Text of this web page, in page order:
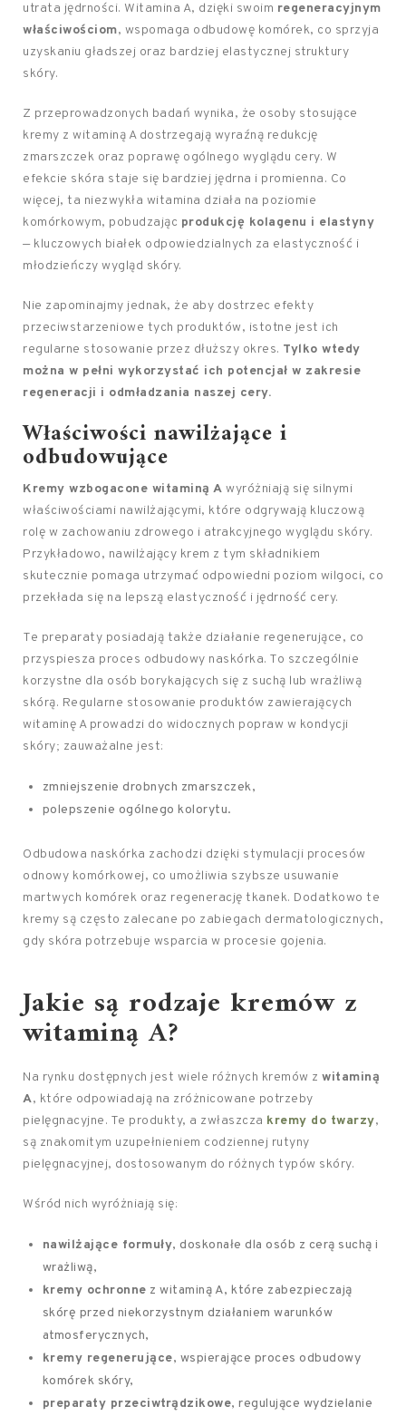
utrata jędrności. Witamina A, dzięki swoim regeneracyjnym
właściwościom, wspomaga odbudowę komórek, co sprzyja
uzyskaniu gładszej oraz bardziej elastycznej struktury
skóry.
Z przeprowadzonych badań wynika, że osoby stosujące
kremy z witaminą A dostrzegają wyraźną redukcję
zmarszczek oraz poprawę ogólnego wyglądu cery. W
efekcie skóra staje się bardziej jędrna i promienna. Co
więcej, ta niezwykła witamina działa na poziomie
komórkowym, pobudzając produkcję kolagenu i elastyny
— kluczowych białek odpowiedzialnych za elastyczność i
młodzieńczy wygląd skóry.
Nie zapominajmy jednak, że aby dostrzec efekty
przeciwstarzeniowe tych produktów, istotne jest ich
regularne stosowanie przez dłuższy okres. Tylko wtedy
można w pełni wykorzystać ich potencjał w zakresie
regeneracji i odmładzania naszej cery.
Właściwości nawilżające i
odbudowujące
Kremy wzbogacone witaminą A wyróżniają się silnymi
właściwościami nawilżającymi, które odgrywają kluczową
rolę w zachowaniu zdrowego i atrakcyjnego wyglądu skóry.
Przykładowo, nawilżający krem z tym składnikiem
skutecznie pomaga utrzymać odpowiedni poziom wilgoci, co
przekłada się na lepszą elastyczność i jędrność cery.
Te preparaty posiadają także działanie regenerujące, co
przyspiesza proces odbudowy naskórka. To szczególnie
korzystne dla osób borykających się z suchą lub wrażliwą
skórą. Regularne stosowanie produktów zawierających
witaminę A prowadzi do widocznych popraw w kondycji
skóry; zauważalne jest:
zmniejszenie drobnych zmarszczek,
polepszenie ogólnego kolorytu.
Odbudowa naskórka zachodzi dzięki stymulacji procesów
odnowy komórkowej, co umożliwia szybsze usuwanie
martwych komórek oraz regenerację tkanek. Dodatkowo te
kremy są często zalecane po zabiegach dermatologicznych,
gdy skóra potrzebuje wsparcia w procesie gojenia.
Jakie są rodzaje kremów z
witaminą A?
Na rynku dostępnych jest wiele różnych kremów z witaminą
A, które odpowiadają na zróżnicowane potrzeby
pielęgnacyjne. Te produkty, a zwłaszcza kremy do twarzy,
są znakomitym uzupełnieniem codziennej rutyny
pielęgnacyjnej, dostosowanym do różnych typów skóry.
Wśród nich wyróżniają się:
nawilżające formuły, doskonałe dla osób z cerą suchą i
wrażliwą,
kremy ochronne z witaminą A, które zabezpieczają
skórę przed niekorzystnym działaniem warunków
atmosferycznych,
kremy regenerujące, wspierające proces odbudowy
komórek skóry,
preparaty przeciwtrądzikowe, regulujące wydzielanie